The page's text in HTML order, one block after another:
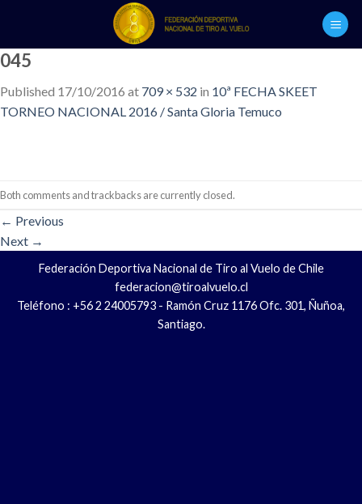
content
045
Published 17/10/2016 at 709 × 532 in 10ª FECHA SKEET
TORNEO NACIONAL 2016 / Santa Gloria Temuco
Both comments and trackbacks are currently closed.
← Previous
Next →
Federación Deportiva Nacional de Tiro al Vuelo de Chile
federacion@tiroalvuelo.cl
Teléfono : +56 2 24005793 - Ramón Cruz 1176 Ofc. 301, Ñuñoa,
Santiago.